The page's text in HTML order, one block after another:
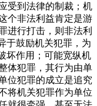
受到法律的制裁；机
个非法利益肯定是游
进行打击，则非法利
于鼓励机关犯罪，为
坏作用；可能宽纵机
体犯罪，其行为由单
位犯罪的成立是追究
将机关犯罪作为单位